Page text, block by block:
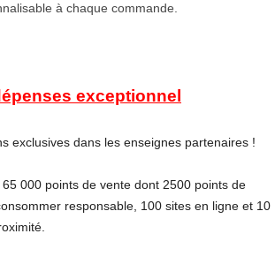
à chaque commande.
exceptionnel
exclusives dans les enseignes partenaires !
000 points de vente dont 2500 points de
responsable, 100 sites en ligne et 10